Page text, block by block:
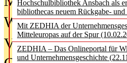
Hochschulbibliothek Ansbach als
bibliothecas neuem Rückgabe-
Mit ZEDHIA der
Mitteleuropas auf der Spur
ZEDHIA – Das Onlineportal für
und Unternehmensgeschichte
Wenn Bots
Von